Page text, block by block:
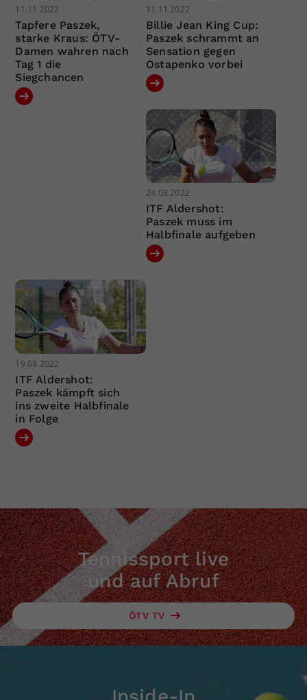
11.11.2022
Tapfere Paszek,
starke Kraus: ÖTV-
Damen wahren nach
Tag 1 die
Siegchancen
11.11.2022
Billie Jean King Cup:
Paszek schrammt an
Sensation gegen
Ostapenko vorbei
24.08.2022
ITF Aldershot:
Paszek muss im
Halbfinale aufgeben
19.08.2022
ITF Aldershot:
Paszek kämpft sich
ins zweite Halbfinale
in Folge
Tennissport live
und auf Abruf
ÖTV TV